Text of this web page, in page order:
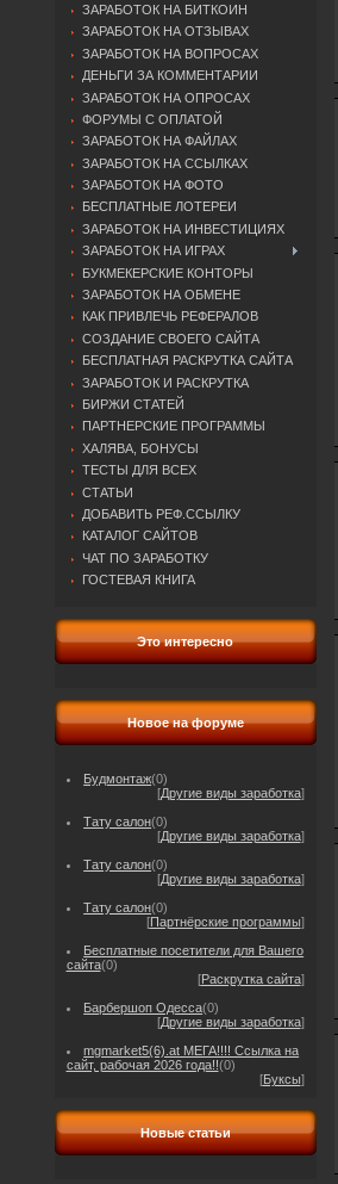
ЗАРАБОТОК НА БИТКОИН
ЗАРАБОТОК НА ОТЗЫВАХ
ЗАРАБОТОК НА ВОПРОСАХ
ДЕНЬГИ ЗА КОММЕНТАРИИ
ЗАРАБОТОК НА ОПРОСАХ
ФОРУМЫ С ОПЛАТОЙ
ЗАРАБОТОК НА ФАЙЛАХ
ЗАРАБОТОК НА ССЫЛКАХ
ЗАРАБОТОК НА ФОТО
БЕСПЛАТНЫЕ ЛОТЕРЕИ
ЗАРАБОТОК НА ИНВЕСТИЦИЯХ
ЗАРАБОТОК НА ИГРАХ
БУКМЕКЕРСКИЕ КОНТОРЫ
ЗАРАБОТОК НА ОБМЕНЕ
КАК ПРИВЛЕЧЬ РЕФЕРАЛОВ
СОЗДАНИЕ СВОЕГО САЙТА
БЕСПЛАТНАЯ РАСКРУТКА САЙТА
ЗАРАБОТОК И РАСКРУТКА
БИРЖИ СТАТЕЙ
ПАРТНЕРСКИЕ ПРОГРАММЫ
ХАЛЯВА, БОНУСЫ
ТЕСТЫ ДЛЯ ВСЕХ
СТАТЬИ
ДОБАВИТЬ РЕФ.ССЫЛКУ
КАТАЛОГ САЙТОВ
ЧАТ ПО ЗАРАБОТКУ
ГОСТЕВАЯ КНИГА
Это интересно
Новое на форуме
Будмонтаж(0)
[Другие виды заработка]
Тату салон(0)
[Другие виды заработка]
Тату салон(0)
[Другие виды заработка]
Тату салон(0)
[Партнёрские программы]
Бесплатные посетители для Вашего
сайта(0)
[Раскрутка сайта]
Барбершоп Одесса(0)
[Другие виды заработка]
mgmarket5(6).at МЕГА!!!! Ссылка на
сайт, рабочая 2026 года!!(0)
[Буксы]
Новые статьи